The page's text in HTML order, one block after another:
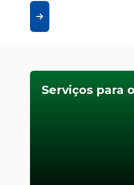
Serviços para